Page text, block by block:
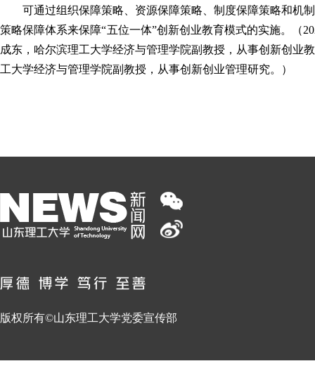
可通过组织保障策略、资源保障策略、制度保障策略和机
策略保障体系来保障“五位一体”创新创业教育模式的实施。
（
成东，哈尔滨理工大学经济与管理学院副教授，从事创新创业
工大学经济与管理学院副教授，从事创新创业管理研究。）
版权所有©山东理工大学党委宣传部